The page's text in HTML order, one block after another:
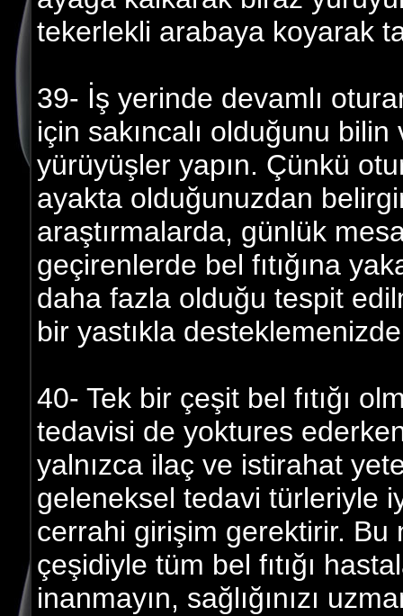
tekerlekli arabaya koyarak
39- İş yerinde devamlı
için sakıncalı olduğunu
yürüyüşler yapın. Çünkü
ayakta olduğunuzdan
araştırmalarda, günlük
geçirenlerde bel fıtığına
daha fazla olduğu tespit
bir yastıkla
40- Tek bir çeşit bel fıtığı
tedavisi de yoktures
yalnızca ilaç ve istirahat
geleneksel tedavi türleriyle
cerrahi girişim gerektirir.
çeşidiyle tüm bel fıtığı
inanmayın, sağlığınızı